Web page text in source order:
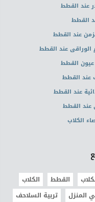
عند القطط
القطط
عند القطط
عند القطط
القطط
عند القطط
عند القطط
القطط
الكلاب
القطط
الكلاب
المنزل
تربية السلاحف